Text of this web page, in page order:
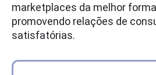
marketplaces da melhor
promovendo relações de
satisfatórias.